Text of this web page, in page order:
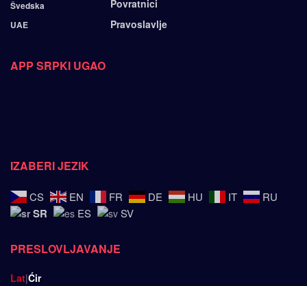
Švedska
UAE
Povratnici
Pravoslavlje
APP SRPKI UGAO
IZABERI JEZIK
CS EN FR DE HU IT RU
SR ES SV
PRESLOVLJAVANJE
Lat|Ćir